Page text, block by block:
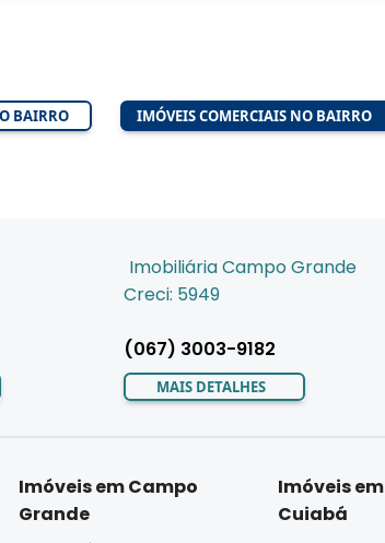
BAIRRO IMÓVEIS COMERCIAIS NO BAIRRO
Imobiliária Campo Grande
Creci: 5949
(067) 3003-9182
MAIS DETALHES
Imóveis em Campo
Grande
Imóveis em
Cuiabá